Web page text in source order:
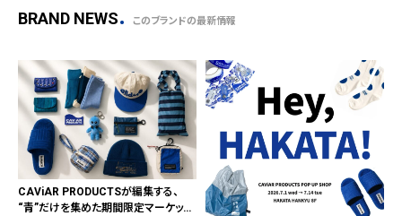
BRAND NEWS このブランドの最新情報
CAViAR PRODUCTSが編集する、
“青”だけを集めた期間限定マーケット